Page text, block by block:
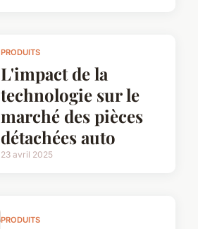
PRODUITS
L'impact de la
technologie sur le
marché des pièces
détachées auto
23 avril 2025
PRODUITS